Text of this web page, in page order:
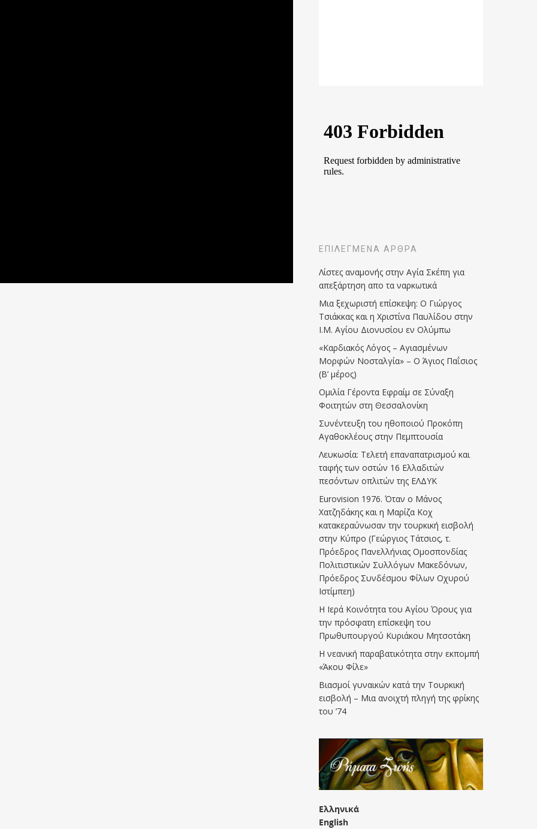
ΕΠΙΛΕΓΜΈΝΑ ΆΡΘΡΑ
Λίστες αναμονής στην Αγία Σκέπη για
απεξάρτηση απο τα ναρκωτικά
Μια ξεχωριστή επίσκεψη: Ο Γιώργος
Τσιάκκας και η Χριστίνα Παυλίδου στην
Ι.Μ. Αγίου Διονυσίου εν Ολύμπω
«Καρδιακός Λόγος – Αγιασμένων
Μορφών Νοσταλγία» – Ο Άγιος Παΐσιος
(Β’ μέρος)
Ομιλία Γέροντα Εφραίμ σε Σύναξη
Φοιτητών στη Θεσσαλονίκη
Συνέντευξη του ηθοποιού Προκόπη
Αγαθοκλέους στην Πεμπτουσία
Λευκωσία: Τελετή επαναπατρισμού και
ταφής των οστών 16 Ελλαδιτών
πεσόντων οπλιτών της ΕΛΔΥΚ
Eurovision 1976. Όταν ο Μάνος
Χατζηδάκης και η Μαρίζα Κοχ
κατακεραύνωσαν την τουρκική εισβολή
στην Κύπρο (Γεώργιος Τάτσιος, τ.
Πρόεδρος Πανελλήνιας Ομοσπονδίας
Πολιτιστικών Συλλόγων Μακεδόνων,
Πρόεδρος Συνδέσμου Φίλων Οχυρού
Ιστίμπεη)
Η Ιερά Κοινότητα του Αγίου Όρους για
την πρόσφατη επίσκεψη του
Πρωθυπουργού Κυριάκου Μητσοτάκη
Η νεανική παραβατικότητα στην εκπομπή
«Άκου Φίλε»
Βιασμοί γυναικών κατά την Τουρκική
εισβολή – Μια ανοιχτή πληγή της φρίκης
του ’74
Ελληνικά
English